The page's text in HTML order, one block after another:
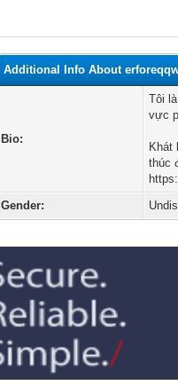
Additional Info About
Bio:
Tôi
vực
Khát
thúc
Gender: